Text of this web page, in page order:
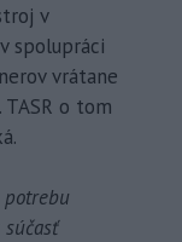
v
spolupráci
vrátane
o tom